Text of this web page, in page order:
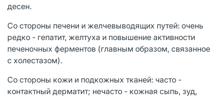
десен.
Со стороны печени и желчевыводящих путей: очень
редко - гепатит, желтуха и повышение активности
печеночных ферментов (главным образом, связанное
с холестазом).
Со стороны кожи и подкожных тканей: часто -
контактный дерматит; нечасто - кожная сыпь, зуд,